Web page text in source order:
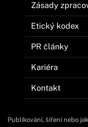
Zásady
Etický kodex
PR články
Kariéra
Kontakt
Publikování, šíření nebo